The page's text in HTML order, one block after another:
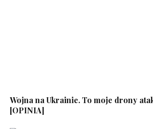
Wojna na Ukrainie. To moje drony
[OPINIA]